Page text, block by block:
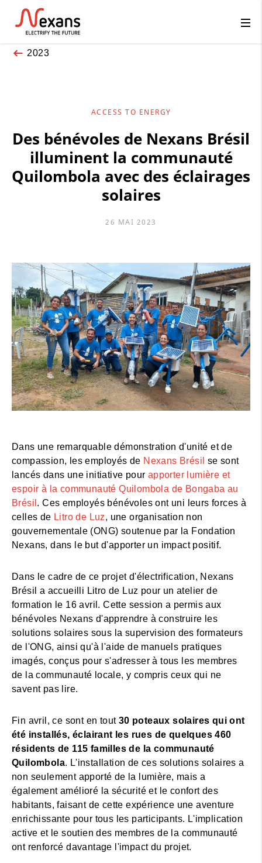
2023
ACCESS TO ENERGY
Des bénévoles de Nexans Brésil
illuminent la communauté
Quilombola avec des éclairages
solaires
26 MAI 2023
Dans une remarquable démonstration d'unité et de
compassion, les employés de Nexans Brésil se sont
lancés dans une initiative pour apporter lumière et
espoir à la communauté Quilombola de Bongaba au
Brésil . Ces employés bénévoles ont uni leurs forces à
celles de Litro de Luz, une organisation non
gouvernementale (ONG) soutenue par la Fondation
Nexans, dans le but d'apporter un impact positif.
Dans le cadre de ce projet d'électrification, Nexans
Brésil a accueilli Litro de Luz pour un atelier de
formation le 16 avril. Cette session a permis aux
bénévoles Nexans d'apprendre à construire les
solutions solaires sous la supervision des formateurs
de l'ONG, ainsi qu'à l'aide de manuels pratiques
imagés, conçus pour s'adresser à tous les membres
de la communauté locale, y compris ceux qui ne
savent pas lire.
Fin avril, ce sont en tout 30 poteaux solaires qui ont
été installés, éclairant les rues de quelques 460
résidents de 115 familles de la communauté
Quilombola. L'installation de ces solutions solaires a
non seulement apporté de la lumière, mais a
également amélioré la sécurité et le confort des
habitants, faisant de cette expérience une aventure
enrichissante pour tous les participants. L'implication
active et le soutien des membres de la communauté
ont renforcé davantage l'impact du projet.